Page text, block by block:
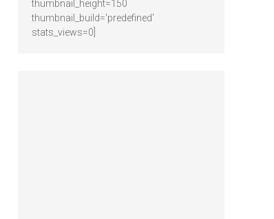
thumbnail_height=150
thumbnail_build='predefined'
stats_views=0]